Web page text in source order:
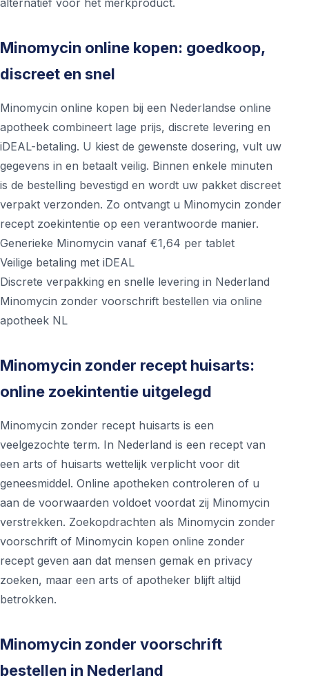
alternatief voor het merkproduct.
Minomycin online kopen: goedkoop,
discreet en snel
Minomycin online kopen bij een Nederlandse online
apotheek combineert lage prijs, discrete levering en
iDEAL-betaling. U kiest de gewenste dosering, vult uw
gegevens in en betaalt veilig. Binnen enkele minuten
is de bestelling bevestigd en wordt uw pakket discreet
verpakt verzonden. Zo ontvangt u Minomycin zonder
recept zoekintentie op een verantwoorde manier.
Generieke Minomycin vanaf €1,64 per tablet
Veilige betaling met iDEAL
Discrete verpakking en snelle levering in Nederland
Minomycin zonder voorschrift bestellen via online
apotheek NL
Minomycin zonder recept huisarts:
online zoekintentie uitgelegd
Minomycin zonder recept huisarts is een
veelgezochte term. In Nederland is een recept van
een arts of huisarts wettelijk verplicht voor dit
geneesmiddel. Online apotheken controleren of u
aan de voorwaarden voldoet voordat zij Minomycin
verstrekken. Zoekopdrachten als Minomycin zonder
voorschrift of Minomycin kopen online zonder
recept geven aan dat mensen gemak en privacy
zoeken, maar een arts of apotheker blijft altijd
betrokken.
Minomycin zonder voorschrift
bestellen in Nederland